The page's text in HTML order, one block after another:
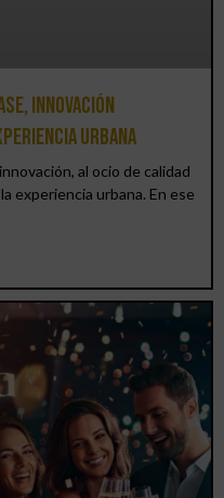
innovación
urbana
al ocio de calidad
experiencia urbana. En ese